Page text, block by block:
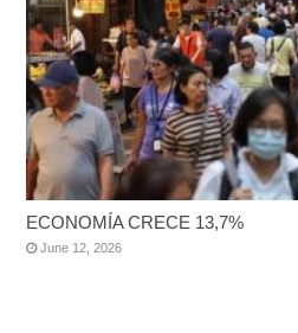
ECONOMÍA CRECE 13,7%
June 12, 2026